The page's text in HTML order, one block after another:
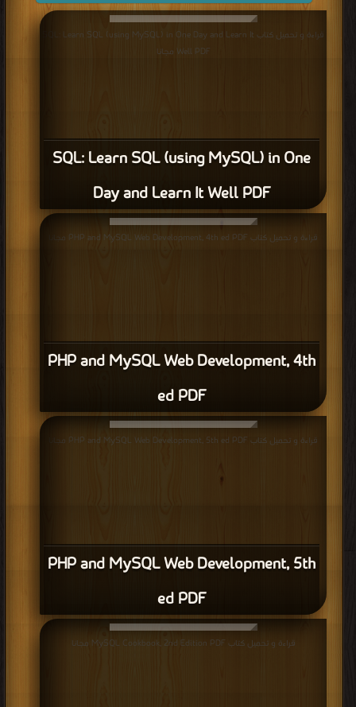
SQL: Learn SQL (using MySQL) in One
Day and Learn It Well PDF
قراءة و تحميل كتاب SQL: Learn SQL (using MySQL) in One Day and Learn It
Well PDF مجانا
PHP and MySQL Web Development, 4th
ed PDF
قراءة و تحميل كتاب PHP and MySQL Web Development, 4th ed PDF مجانا
PHP and MySQL Web Development, 5th
ed PDF
قراءة و تحميل كتاب PHP and MySQL Web Development, 5th ed PDF مجانا
قراءة و تحميل كتاب MySQL Cookbook, 2nd Edition PDF مجانا